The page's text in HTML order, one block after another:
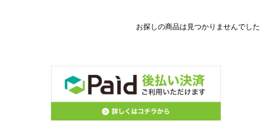
お探しの商品は見つかりませんでした